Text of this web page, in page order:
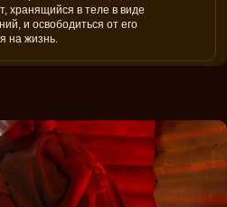
хранящийся в теле в виде
и освободиться от его
на жизнь.